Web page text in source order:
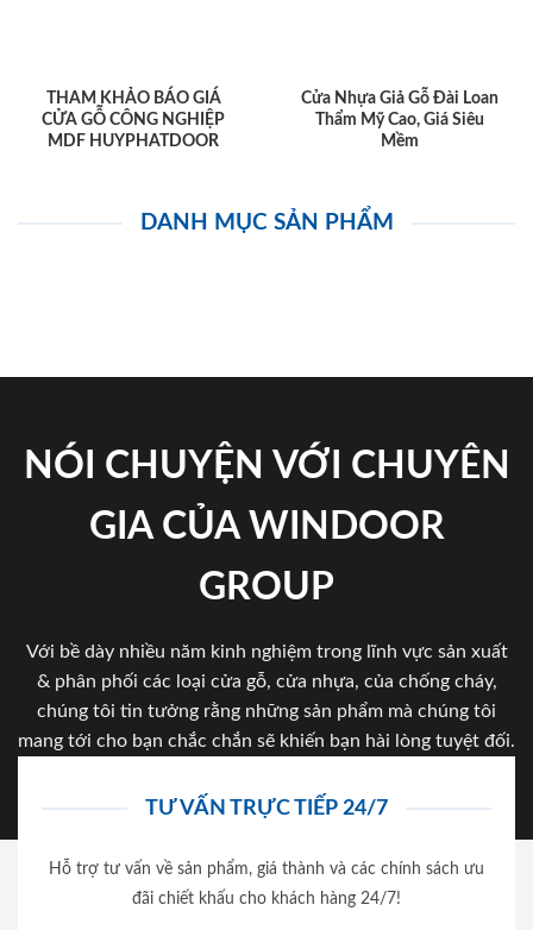
THAM KHẢO BÁO GIÁ
CỬA GỖ CÔNG NGHIỆP
MDF HUYPHATDOOR
Cửa Nhựa Giả Gỗ Đài Loan
Thẩm Mỹ Cao, Giá Siêu
Mềm
DANH MỤC SẢN PHẨM
NÓI CHUYỆN VỚI CHUYÊN
GIA CỦA WINDOOR
GROUP
Với bề dày nhiều năm kinh nghiệm trong lĩnh vực sản xuất
& phân phối các loại cửa gỗ, cửa nhựa, của chống cháy,
chúng tôi tin tưởng rằng những sản phẩm mà chúng tôi
mang tới cho bạn chắc chắn sẽ khiến bạn hài lòng tuyệt đối.
TƯ VẤN TRỰC TIẾP 24/7
Hỗ trợ tư vấn về sản phẩm, giá thành và các chính sách ưu
đãi chiết khấu cho khách hàng 24/7!